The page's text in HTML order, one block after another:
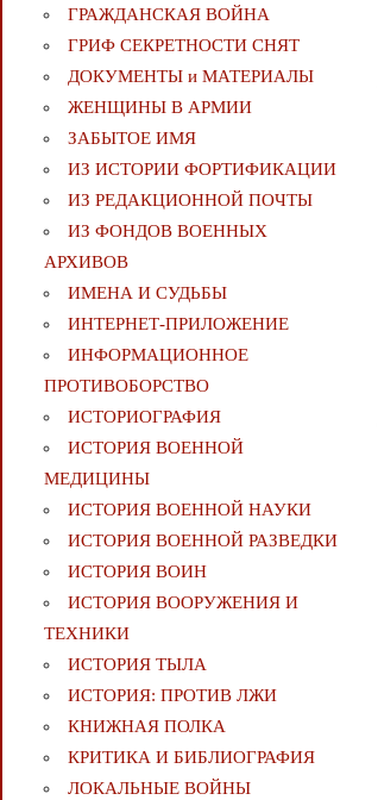
ГРАЖДАНСКАЯ ВОЙНА
ГРИФ СЕКРЕТНОСТИ СНЯТ
ДОКУМЕНТЫ и МАТЕРИАЛЫ
ЖЕНЩИНЫ В АРМИИ
ЗАБЫТОЕ ИМЯ
ИЗ ИСТОРИИ ФОРТИФИКАЦИИ
ИЗ РЕДАКЦИОННОЙ ПОЧТЫ
ИЗ ФОНДОВ ВОЕННЫХ
АРХИВОВ
ИМЕНА И СУДЬБЫ
ИНТЕРНЕТ-ПРИЛОЖЕНИЕ
ИНФОРМАЦИОННОЕ
ПРОТИВОБОРСТВО
ИСТОРИОГРАФИЯ
ИСТОРИЯ ВОЕННОЙ
МЕДИЦИНЫ
ИСТОРИЯ ВОЕННОЙ НАУКИ
ИСТОРИЯ ВОЕННОЙ РАЗВЕДКИ
ИСТОРИЯ ВОИН
ИСТОРИЯ ВООРУЖЕНИЯ И
ТЕХНИКИ
ИСТОРИЯ ТЫЛА
ИСТОРИЯ: ПРОТИВ ЛЖИ
КНИЖНАЯ ПОЛКА
КРИТИКА И БИБЛИОГРАФИЯ
ЛОКАЛЬНЫЕ ВОЙНЫ